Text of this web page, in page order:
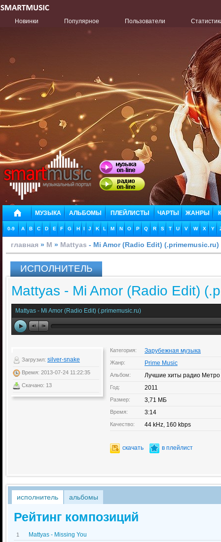
Новинки Популярное Пользователи
МУЗЫКА АЛЬБОМЫ ПЛЕЙЛИСТЫ ЧАРТЫ ЖАНРЫ
0-9 A B C D E F G H I J K L M N O P Q R S T U V W X Y
главная » M » Mattyas - Mi Amor (Radio Edit) (.primemusic.ru)
ИСПОЛНИТЕЛЬ
Mattyas - Mi Amor (Radio Edit)
Mattyas - Mi Amor (Radio Edit) (.primemusic.ru)
Загрузил: silver-snake
Время: 2013-07-24 11:22:35
Скачано: 13
Категория: Зарубежная музыка
Жанр: Prime Music
Альбом: Лучшие хиты радио Метро
Год: 2011
Размер: 3,71 МБ
Время: 3:14
Качество: 44 kHz, 160 kbps
скачать в плейлист
исполнитель альбомы
Рейтинг композиций
1 Mattyas - Missing You